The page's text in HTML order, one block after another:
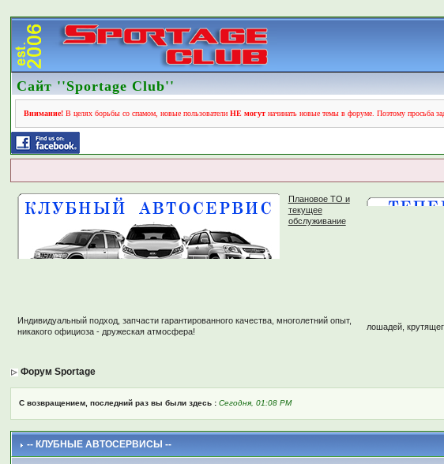
Сайт ''Sportage Club''
Внимание! В целях борьбы со спамом, новые пользователиНЕ могут начинать новые темы в форуме. Поэтому просьба
Плановое ТО и
текущее
обслуживание
Индивидуальный подход, запчасти гарантированного качества, многолетний опыт,
никакого официоза - дружеская атмосфера!
лошадей,
Форум Sportage
С возвращением, последний раз вы были здесь :Сегодня, 01:08 PM
-- КЛУБНЫЕ АВТОСЕРВИСЫ --